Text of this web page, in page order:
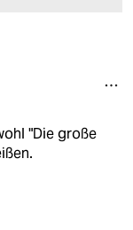
"Die große